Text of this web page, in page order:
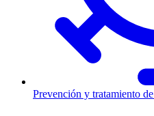
Prevención y tratamiento